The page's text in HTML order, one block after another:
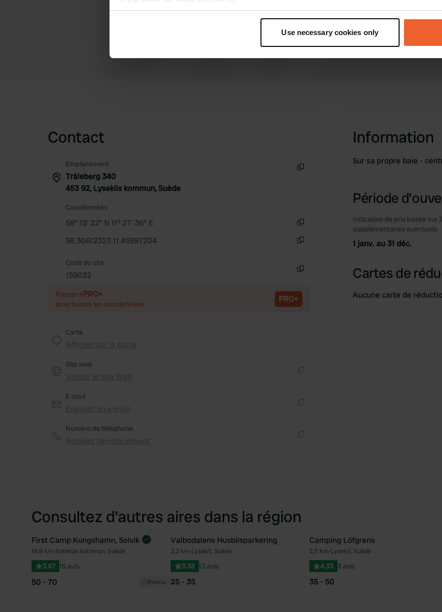
Collect information about your geographical location which can be accurate to within
Find out more about how your personal data is processed and set your preferences in the
Use necessary cookies only
Contact
Emplacement
Träleberg 340
453 92, Lysekils kommun, Suède
Coordonnées
58° 18' 22" N 11° 27' 36" E
58.30612323 11.45997204
Code du site
159032
Passer àPRO+
pour toutes les coordonnées PRO+
Carte
Site web
E-mail
Numéro de téléphone
Information
Sur sa propre baie -
Période
Indication de prix basée sur
supplémentaires éventuels.
1 janv. au 31 déc.
Cartes de
Aucune carte de
Consultez d'autres aires dans la région
Préféré
First Camp Kungshamn, Solvik
14,9 km•Sotenäs kommun, Suède
3.67 15 avis
50 - 70 Promu
Préféré
Valbodalens Husbilsparkering
2,2 km•Lysekil, Suède
3.38 13 avis
25 - 35
Camping Löfgrens
2,5 km•Lysekil, Suède
4.33 3 avis
35 - 50